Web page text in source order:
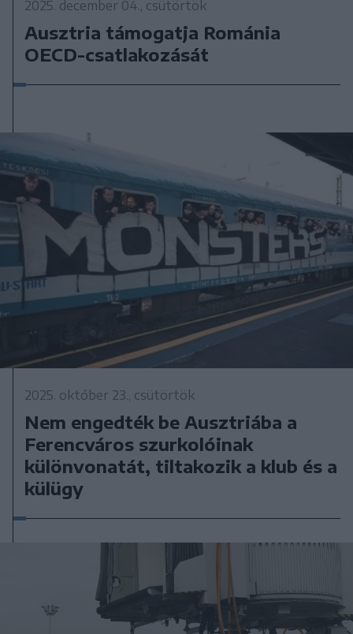
2025. december 04., csütörtök
Ausztria támogatja Románia
OECD-csatlakozását
2025. október 23., csütörtök
Nem engedték be Ausztriába a
Ferencváros szurkolóinak
különvonatát, tiltakozik a klub és a
külügy